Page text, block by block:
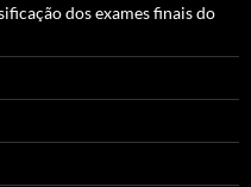
dos exames finais do